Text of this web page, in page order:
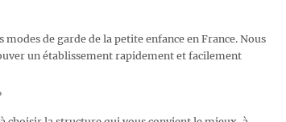
de garde de la petite enfance en France. Nous
un établissement rapidement et facilement